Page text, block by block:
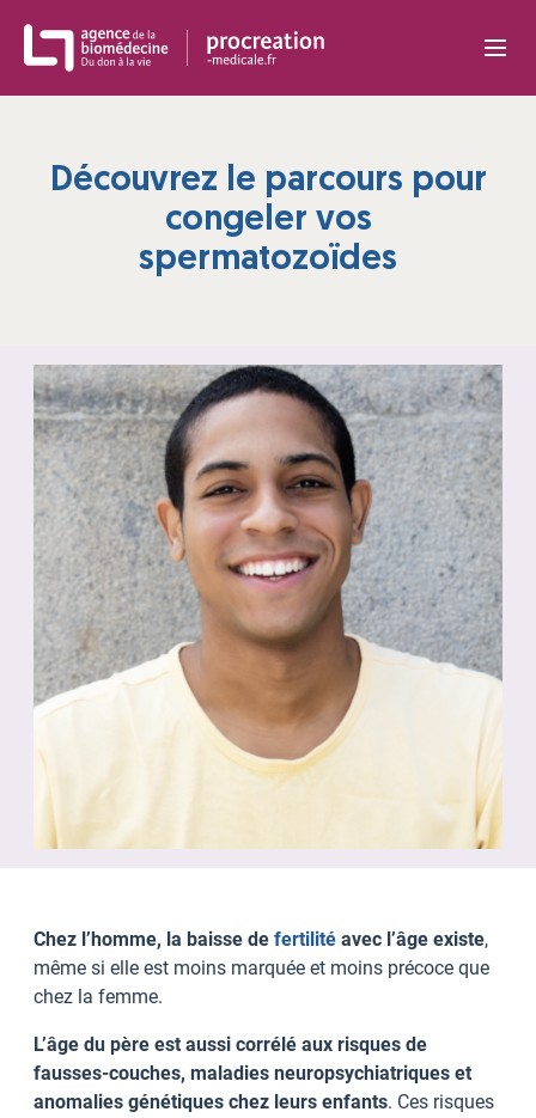
Découvrez le parcours pour
congeler vos
spermatozoïdes
Chez l’homme, la baisse de fertilité avec l’âge existe,
même si elle est moins marquée et moins précoce que
chez la femme.
L’âge du père est aussi corrélé aux risques de
fausses-couches, maladies neuropsychiatriques et
anomalies génétiques chez leurs enfants. Ces risques